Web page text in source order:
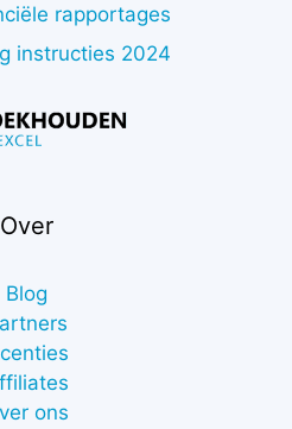
rapportages
instructies 2024
Over
Blog
ons